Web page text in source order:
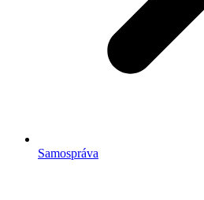
Samospráva